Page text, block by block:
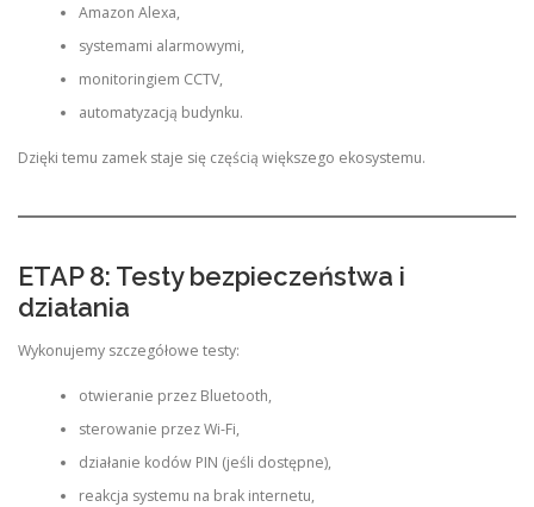
Amazon Alexa,
systemami alarmowymi,
monitoringiem CCTV,
automatyzacją budynku.
Dzięki temu zamek staje się częścią większego ekosystemu.
ETAP 8: Testy bezpieczeństwa i
działania
Wykonujemy szczegółowe testy:
otwieranie przez Bluetooth,
sterowanie przez Wi-Fi,
działanie kodów PIN (jeśli dostępne),
reakcja systemu na brak internetu,